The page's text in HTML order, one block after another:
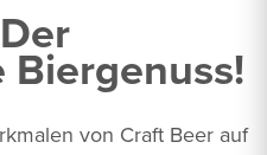
von Craft Beer auf